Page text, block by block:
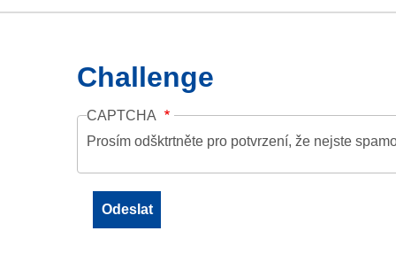
Challenge
CAPTCHA
Prosím odšktrtněte pro potvrzení, že nejste